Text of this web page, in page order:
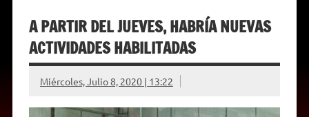
A PARTIR DEL JUEVES, HABRÍA NUEVAS
ACTIVIDADES HABILITADAS
Miércoles, Julio 8, 2020 | 13:22